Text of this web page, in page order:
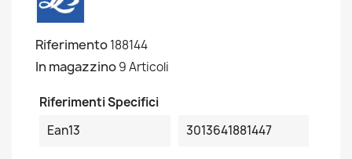
Riferimento188144
In magazzino9 Articoli
Riferimenti Specifici
Ean13
3013641881447